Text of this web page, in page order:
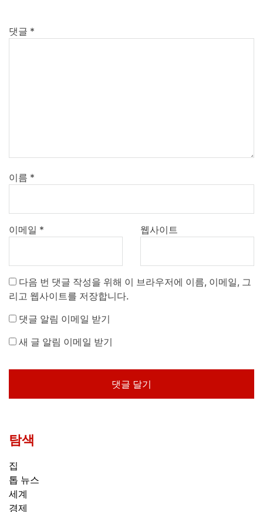
댓글 *
이름 *
이메일 * 웹사이트
다음 번 댓글 작성을 위해 이 브라우저에 이름, 이메일, 그
리고 웹사이트를 저장합니다.
댓글 알림 이메일 받기
새 글 알림 이메일 받기
탐색
집
톱 뉴스
세계
경제